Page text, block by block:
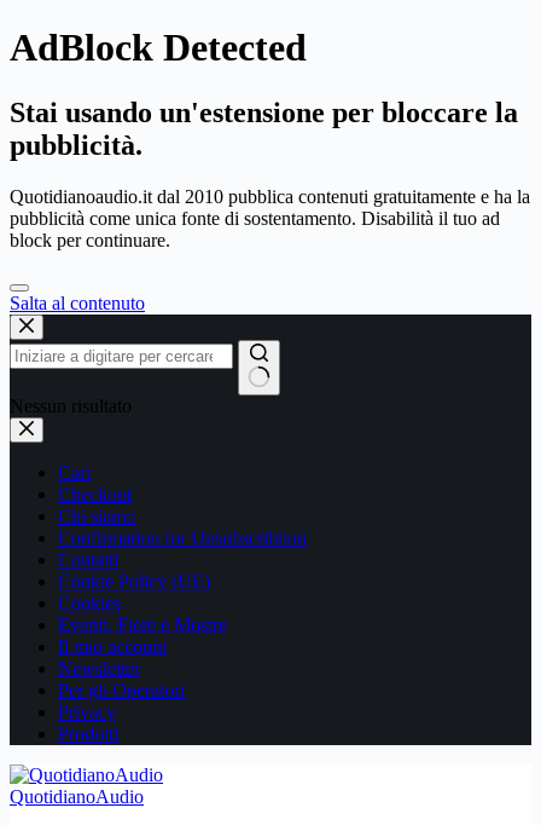
AdBlock Detected
Stai usando un'estensione per bloccare la
pubblicità.
Quotidianoaudio.it dal 2010 pubblica contenuti gratuitamente e ha la
pubblicità come unica fonte di sostentamento. Disabilità il tuo ad
block per continuare.
Salta al contenuto
Nessun risultato
Cart
Checkout
Chi siamo
Confirmation for Unsubscribtion
Contatti
Cookie Policy (UE)
Cookies
Eventi, Fiere e Mostre
Il mio account
Newsletter
Per gli Operatori
Privacy
Prodotti
QuotidianoAudio